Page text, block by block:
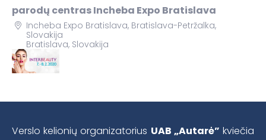
parodų centras Incheba Expo Bratislava
Incheba Expo Bratislava, Bratislava-Petržalka,
Slovakija
Bratislava, Slovakija
Verslo kelionių organizatorius UAB „Autarė” kviečia